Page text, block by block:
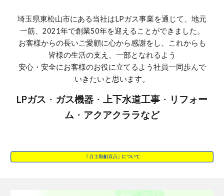
埼玉県東松山市にある当社はLPガス事業を通じて、地元
一筋、2021年で創業50年を迎えることができました。
お客様からの長いご愛顧に心から感謝をし、これからも
皆様の生活の支え、一部となれるよう
安心・安全にお客様のお役に立てるよう社員一同歩んで
いきたいと思います。
LPガス ・ ガス機器 ・ 上下水道工事 ・ リフォー
ム ・ アクアクララなど